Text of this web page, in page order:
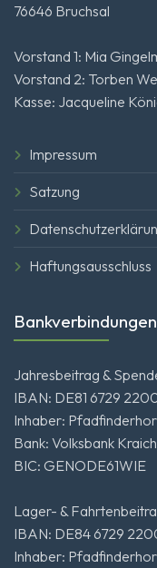
76646 Bruchsal
Vorstand 1: Mia
Vorstand 2: Torben
Kasse: Jacqueline
Impressum
Satzung
Haftungsausschluss
Bankverbindungen
Jahresbeitrag &
IBAN: DE81 6729
Inhaber:
Bank: Volksbank
BIC: GENODE61WIE
Lager- &
IBAN: DE84 6729
Inhaber: